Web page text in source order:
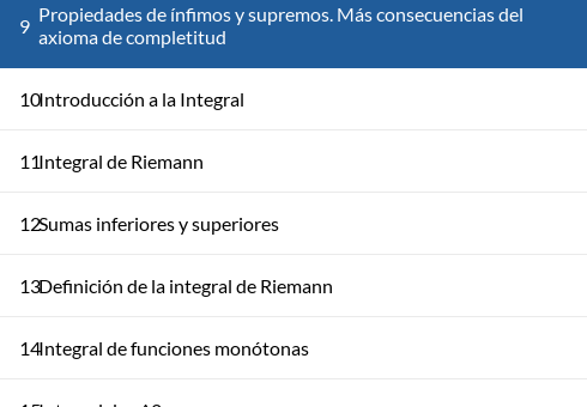
9 Propiedades de ínfimos y supremos. Más consecuencias del
axioma de completitud
10Introducción a la Integral
11Integral de Riemann
12Sumas inferiores y superiores
13Definición de la integral de Riemann
14Integral de funciones monótonas